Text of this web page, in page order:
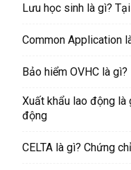
Lưu học sinh là gì?
Common Application
Bảo hiểm OVHC là
Xuất khẩu lao động là
động
CELTA là gì? Chứng